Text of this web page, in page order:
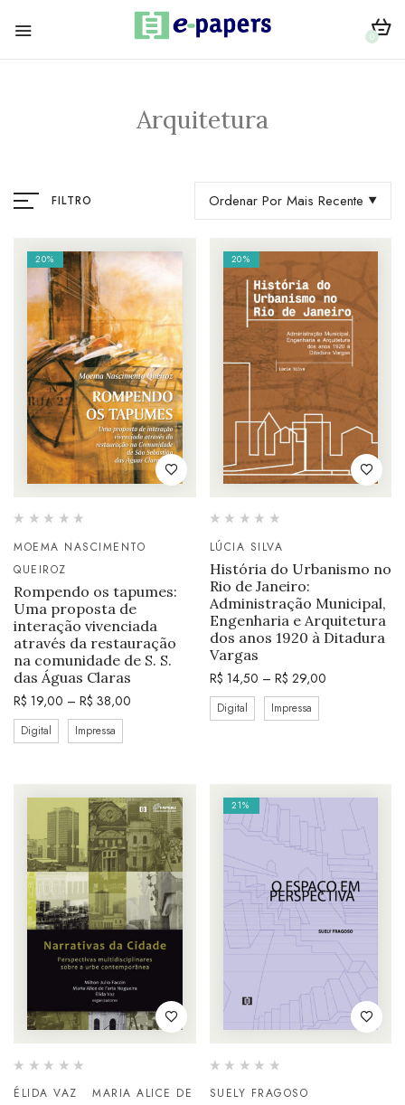
0
Arquitetura
FILTRO Ordenar Por Mais Recente
20%
MOEMA NASCIMENTO
QUEIROZ
Rompendo os tapumes:
Uma proposta de
interação vivenciada
através da restauração
na comunidade de S. S.
das Águas Claras
R$ 19,00 – R$ 38,00
Digital Impressa
20%
LÚCIA SILVA
História do Urbanismo no
Rio de Janeiro:
Administração Municipal,
Engenharia e Arquitetura
dos anos 1920 à Ditadura
Vargas
R$ 14,50 – R$ 29,00
Digital Impressa
ÉLIDA VAZ
MARIA ALICE DE
21%
SUELY FRAGOSO